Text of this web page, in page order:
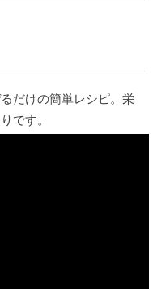
だけの簡単レシピ。栄
です。